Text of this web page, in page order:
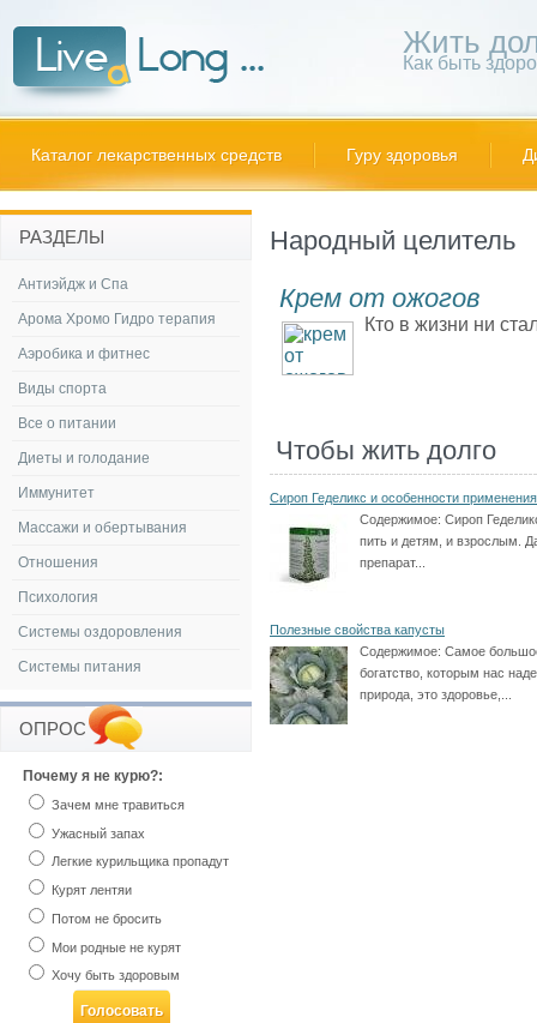
Жить
Как быть
Каталог лекарственных средств Гуру здоровья
Народный целитель
Крем от ожогов
Кто в жизни ни
Чтобы жить долго
Сироп Геделикс и особенности применения
Содержимое: Сироп
пить и детям, и взрослым.
препарат...
Полезные свойства капусты
Содержимое: Самое
богатство, которым нас
природа, это здоровье,...
РАЗДЕЛЫ
Антиэйдж и Спа
Арома Хромо Гидро терапия
Аэробика и фитнес
Виды спорта
Все о питании
Диеты и голодание
Иммунитет
Массажи и обертывания
Отношения
Психология
Системы оздоровления
Системы питания
ОПРОС
Почему я не курю?:
Зачем мне травиться
Ужасный запах
Легкие курильщика пропадут
Курят лентяи
Потом не бросить
Мои родные не курят
Хочу быть здоровым